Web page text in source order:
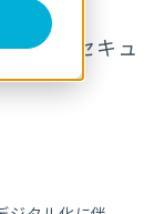
便性とセキュ
～